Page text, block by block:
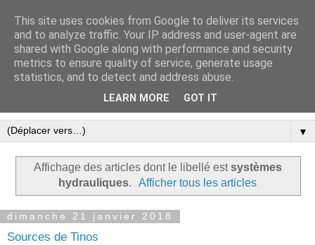
Le blog ensoleillé de Tinos
dans les Cyclades
Une expression libre et écolo à Tinos
▼
Affichage des articles dont le libellé estsystèmes
hydrauliques. Afficher tous les articles
dimanche 21 janvier 2018
Sources de Tinos
This site uses cookies from Google to deliver its services
and to analyze traffic. Your IP address and user-agent are
shared with Google along with performance and security
metrics to ensure quality of service, generate usage
statistics, and to detect and address abuse.
LEARN MORE GOT IT